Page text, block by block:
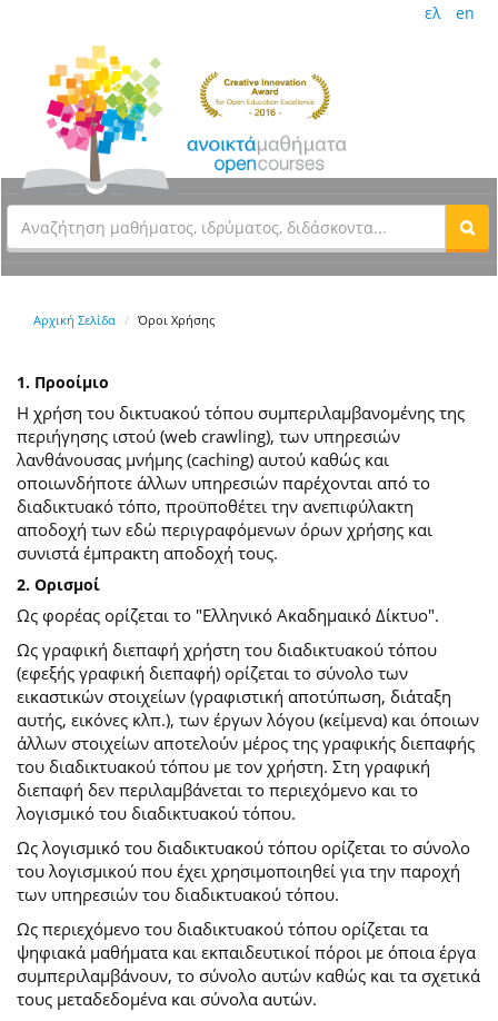
ελ en
Αρχική Σελίδα Όροι Χρήσης
1. Προοίμιο
Η χρήση του δικτυακού τόπου συμπεριλαμβανομένης της
περιήγησης ιστού (web crawling), των υπηρεσιών
λανθάνουσας μνήμης (caching) αυτού καθώς και
οποιωνδήποτε άλλων υπηρεσιών παρέχονται από το
διαδικτυακό τόπο, προϋποθέτει την ανεπιφύλακτη
αποδοχή των εδώ περιγραφόμενων όρων χρήσης και
συνιστά έμπρακτη αποδοχή τους.
2. Ορισμοί
Ως φορέας ορίζεται το "Ελληνικό Ακαδημαικό Δίκτυο".
Ως γραφική διεπαφή χρήστη του διαδικτυακού τόπου
(εφεξής γραφική διεπαφή) ορίζεται το σύνολο των
εικαστικών στοιχείων (γραφιστική αποτύπωση, διάταξη
αυτής, εικόνες κλπ.), των έργων λόγου (κείμενα) και όποιων
άλλων στοιχείων αποτελούν μέρος της γραφικής διεπαφής
του διαδικτυακού τόπου με τον χρήστη. Στη γραφική
διεπαφή δεν περιλαμβάνεται το περιεχόμενο και το
λογισμικό του διαδικτυακού τόπου.
Ως λογισμικό του διαδικτυακού τόπου ορίζεται το σύνολο
του λογισμικού που έχει χρησιμοποιηθεί για την παροχή
των υπηρεσιών του διαδικτυακού τόπου.
Ως περιεχόμενο του διαδικτυακού τόπου ορίζεται τα
ψηφιακά μαθήματα και εκπαιδευτικοί πόροι με όποια έργα
συμπεριλαμβάνουν, το σύνολο αυτών καθώς και τα σχετικά
τους μεταδεδομένα και σύνολα αυτών.